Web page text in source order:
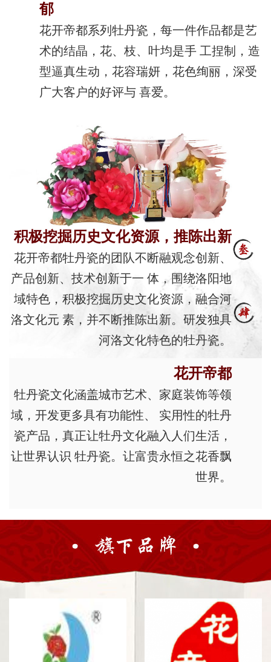
郁
花开帝都系列牡丹瓷，每一件作品都是艺
术的结晶，花、枝、叶均是手 工捏制，造
型逼真生动，花容瑞妍，花色绚丽，深受
广大客户的好评与 喜爱。
积极挖掘历史文化资源，推陈出新
花开帝都牡丹瓷的团队不断融观念创新、
产品创新、技术创新于一 体，围绕洛阳地
域特色，积极挖掘历史文化资源，融合河
洛文化元 素，并不断推陈出新。研发独具
河洛文化特色的牡丹瓷。
花开帝都
牡丹瓷文化涵盖城市艺术、家庭装饰等领
域，开发更多具有功能性、 实用性的牡丹
瓷产品，真正让牡丹文化融入人们生活，
让世界认识 牡丹瓷。让富贵永恒之花香飘
世界。